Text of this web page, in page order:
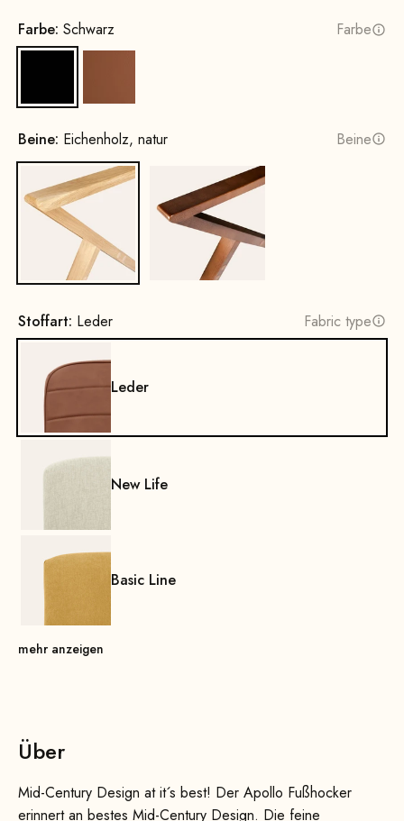
Farbe: Schwarz Farbe
Beine: Eichenholz, natur Beine
Eichenholz, natur Buchenholz, Nussbaum
Stoffart: Leder Fabric type
Leder
New Life
Basic Line
mehr anzeigen
Über
Mid-Century Design at it´s best! Der Apollo Fußhocker
erinnert an bestes Mid-Century Design. Die feine